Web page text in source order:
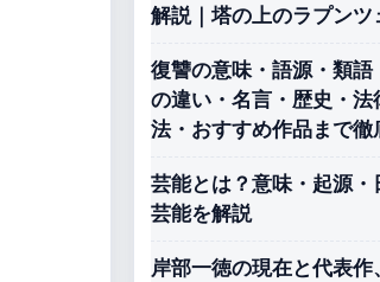
解説｜塔の上のラプンツ
復讐の意味・語源・類語
の違い・名言・歴史・
法・おすすめ作品まで徹
芸能とは？意味・起源
芸能を解説
岸部一徳の現在と代表